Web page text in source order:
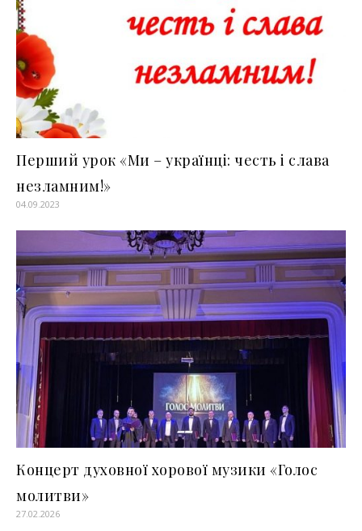
Перший урок «Ми – українці: честь і слава
незламним!»
04.09.2023
Концерт духовної хорової музики «Голос
молитви»
27.02.2026